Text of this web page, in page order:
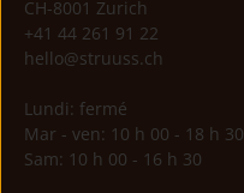
CH-8001 Zurich
+41 44 261 91 22
hello@struuss.ch
Lundi: fermé
Mar - ven: 10 h 00 - 18 h 30
Sam: 10 h 00 - 16 h 30